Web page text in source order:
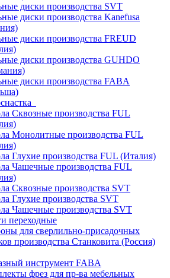
диски производства SVT
диски производства Kanefusa
диски производства FREUD
диски производства GUHDO
диски производства FABA
Сквозные производства FUL
Монолитные производства FUL
Глухие производства FUL (Италия)
Чашечные производства FUL
Сквозные производства SVT
Глухие производства SVT
Чашечные производства SVT
переходные
для сверлильно-присадочных
производства Станковита (Россия)
инструмент FABA
фрез для пр-ва мебельных